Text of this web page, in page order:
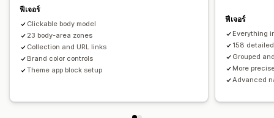
ฟีเจอร์
Clickable body model
23 body-area zones
Collection and URL links
Brand color controls
Theme app block setup
ฟีเจอร์
Everything
158
Grouped
More
Advanced